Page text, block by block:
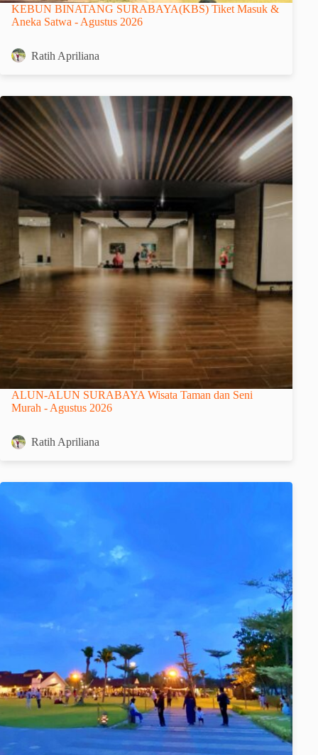
KEBUN BINATANG SURABAYA(KBS) Tiket Masuk &
Aneka Satwa - Agustus 2026
Ratih Apriliana
ALUN-ALUN SURABAYA Wisata Taman dan Seni
Murah - Agustus 2026
Ratih Apriliana